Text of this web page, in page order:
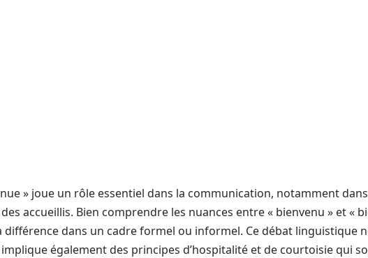
» joue un rôle essentiel dans la communication, notamment
accueillis. Bien comprendre les nuances entre « bienvenu » et «
dans un cadre formel ou informel. Ce débat linguistique
également des principes d’hospitalité et de courtoisie qui